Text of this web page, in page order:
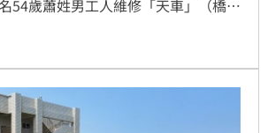
54歲蕭姓男工人維修「天車」（橋式
其送往輔大醫院搶救，遺憾的是蕭男
關工安疏失責任，將由新北市政府相
釐清，以維護職場安全保障勞工權